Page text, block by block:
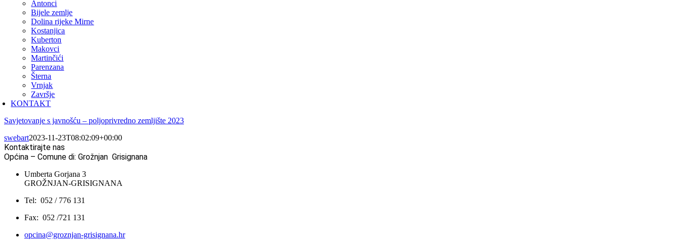
Antonci
Bijele zemlje
Dolina rijeke Mirne
Kostanjica
Kuberton
Makovci
Martinčići
Parenzana
Šterna
Vrnjak
Završje
KONTAKT
Savjetovanje s javnošću – poljoprivredno zemljište 2023
swebart2023-11-23T08:02:09+00:00
Kontaktirajte nas
Općina – Comune di: Grožnjan Grisignana
Umberta Gorjana 3
GROŽNJAN-GRISIGNANA
Tel: 052 / 776 131
Fax: 052 /721 131
opcina@groznjan-grisignana.hr